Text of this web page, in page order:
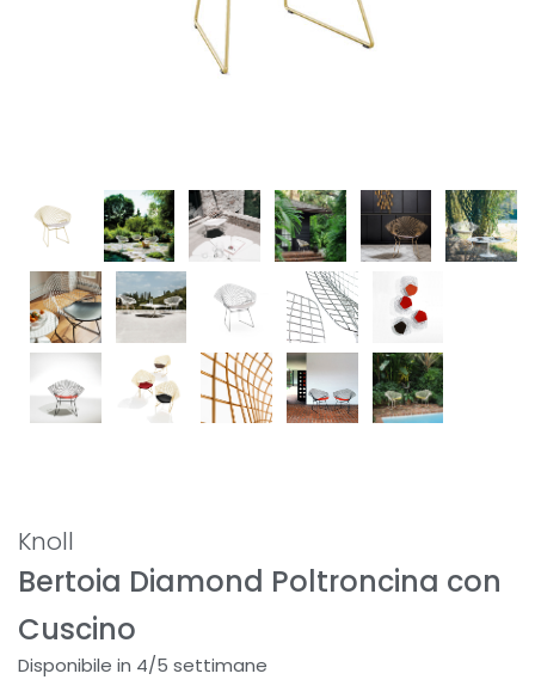
Knoll
Bertoia Diamond Poltroncina con
Cuscino
Disponibile in 4/5 settimane